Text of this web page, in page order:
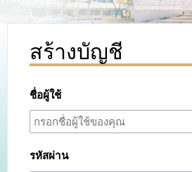
สร้างบัญชี
ชื่อผู้ใช้
รหัสผ่าน